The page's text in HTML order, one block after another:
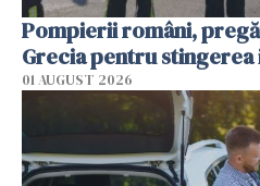
Pompierii români,
Grecia pentru
01 AUGUST 2026